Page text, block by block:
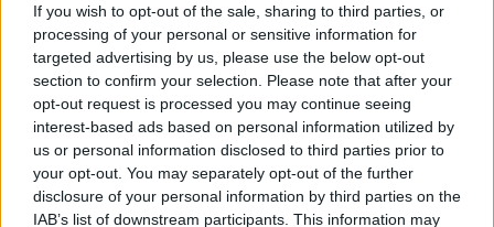
If you wish to opt-out of the sale, sharing to third parties, or
processing of your personal or sensitive information for
targeted advertising by us, please use the below opt-out
section to confirm your selection. Please note that after your
opt-out request is processed you may continue seeing
interest-based ads based on personal information utilized by
us or personal information disclosed to third parties prior to
your opt-out. You may separately opt-out of the further
disclosure of your personal information by third parties on the
IAB’s list of downstream participants. This information may
4.8
Basato su 408 reviews
Powered byLocalImpact
Garanzia di due anni sui prodotti usati, verificati dal
nostro laboratorio di assistenza.